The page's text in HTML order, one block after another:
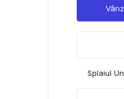
Splaiul